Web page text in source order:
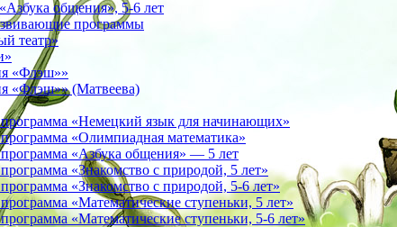
общения», 5-6 лет
программы
театр»
«Флэш»»
«Флэш»» (Матвеева)
«Немецкий язык для начинающих»
«Олимпиадная математика»
«Азбука общения» — 5 лет
«Знакомство с природой, 5 лет»
«Знакомство с природой, 5-6 лет»
«Математические ступеньки, 5 лет»
«Математические ступеньки, 5-6 лет»